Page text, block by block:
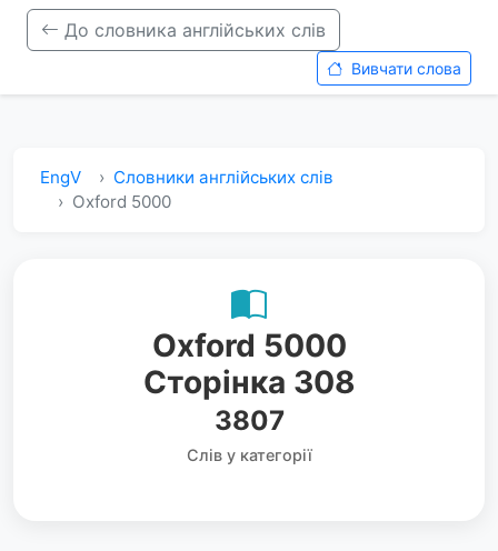
До словника англійських слів
Вивчати слова
EngV
Словники англійських слів
Oxford 5000
Oxford 5000
Сторінка 308
3807
Слів у категорії